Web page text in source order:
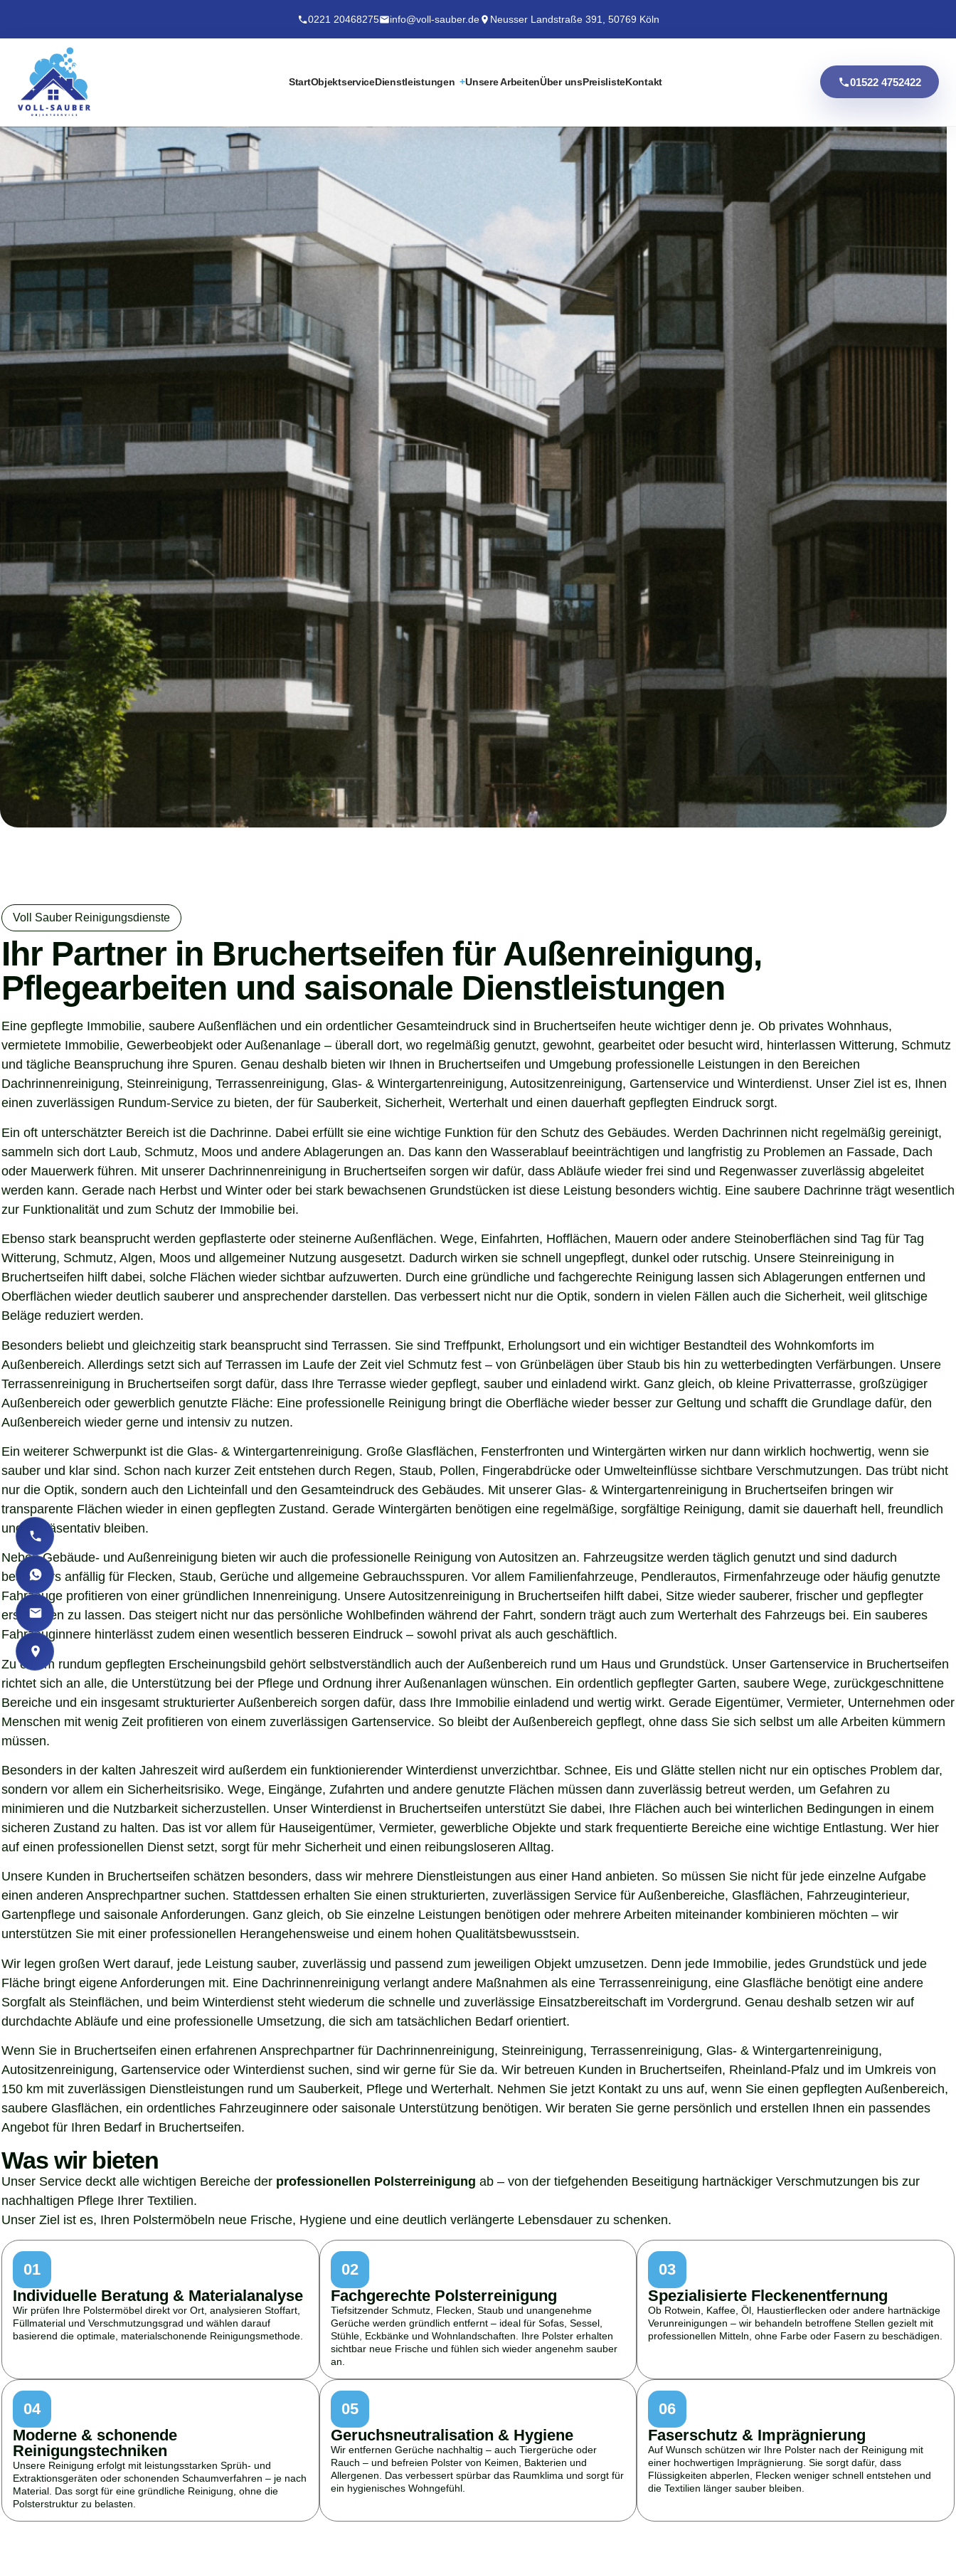
0221 20468275 info@voll-sauber.de Neusser Landstraße 391, 50769 Köln
StartObjektserviceDienstleistungen Unsere ArbeitenÜber unsPreislisteKontakt 01522 4752422
Voll Sauber Reinigungsdienste
Ihr Partner in Bruchertseifen für Außenreinigung,
Pflegearbeiten und saisonale Dienstleistungen
Eine gepflegte Immobilie, saubere Außenflächen und ein ordentlicher Gesamteindruck sind in Bruchertseifen heute wichtiger denn je. Ob privates Wohnhaus,
vermietete Immobilie, Gewerbeobjekt oder Außenanlage – überall dort, wo regelmäßig genutzt, gewohnt, gearbeitet oder besucht wird, hinterlassen Witterung, Schmutz
und tägliche Beanspruchung ihre Spuren. Genau deshalb bieten wir Ihnen in Bruchertseifen und Umgebung professionelle Leistungen in den Bereichen
Dachrinnenreinigung, Steinreinigung, Terrassenreinigung, Glas- & Wintergartenreinigung, Autositzenreinigung, Gartenservice und Winterdienst. Unser Ziel ist es, Ihnen
einen zuverlässigen Rundum-Service zu bieten, der für Sauberkeit, Sicherheit, Werterhalt und einen dauerhaft gepflegten Eindruck sorgt.
Ein oft unterschätzter Bereich ist die Dachrinne. Dabei erfüllt sie eine wichtige Funktion für den Schutz des Gebäudes. Werden Dachrinnen nicht regelmäßig gereinigt,
sammeln sich dort Laub, Schmutz, Moos und andere Ablagerungen an. Das kann den Wasserablauf beeinträchtigen und langfristig zu Problemen an Fassade, Dach
oder Mauerwerk führen. Mit unserer Dachrinnenreinigung in Bruchertseifen sorgen wir dafür, dass Abläufe wieder frei sind und Regenwasser zuverlässig abgeleitet
werden kann. Gerade nach Herbst und Winter oder bei stark bewachsenen Grundstücken ist diese Leistung besonders wichtig. Eine saubere Dachrinne trägt wesentlich
zur Funktionalität und zum Schutz der Immobilie bei.
Ebenso stark beansprucht werden gepflasterte oder steinerne Außenflächen. Wege, Einfahrten, Hofflächen, Mauern oder andere Steinoberflächen sind Tag für Tag
Witterung, Schmutz, Algen, Moos und allgemeiner Nutzung ausgesetzt. Dadurch wirken sie schnell ungepflegt, dunkel oder rutschig. Unsere Steinreinigung in
Bruchertseifen hilft dabei, solche Flächen wieder sichtbar aufzuwerten. Durch eine gründliche und fachgerechte Reinigung lassen sich Ablagerungen entfernen und
Oberflächen wieder deutlich sauberer und ansprechender darstellen. Das verbessert nicht nur die Optik, sondern in vielen Fällen auch die Sicherheit, weil glitschige
Beläge reduziert werden.
Besonders beliebt und gleichzeitig stark beansprucht sind Terrassen. Sie sind Treffpunkt, Erholungsort und ein wichtiger Bestandteil des Wohnkomforts im
Außenbereich. Allerdings setzt sich auf Terrassen im Laufe der Zeit viel Schmutz fest – von Grünbelägen über Staub bis hin zu wetterbedingten Verfärbungen. Unsere
Terrassenreinigung in Bruchertseifen sorgt dafür, dass Ihre Terrasse wieder gepflegt, sauber und einladend wirkt. Ganz gleich, ob kleine Privatterrasse, großzügiger
Außenbereich oder gewerblich genutzte Fläche: Eine professionelle Reinigung bringt die Oberfläche wieder besser zur Geltung und schafft die Grundlage dafür, den
Außenbereich wieder gerne und intensiv zu nutzen.
Ein weiterer Schwerpunkt ist die Glas- & Wintergartenreinigung. Große Glasflächen, Fensterfronten und Wintergärten wirken nur dann wirklich hochwertig, wenn sie
sauber und klar sind. Schon nach kurzer Zeit entstehen durch Regen, Staub, Pollen, Fingerabdrücke oder Umwelteinflüsse sichtbare Verschmutzungen. Das trübt nicht
nur die Optik, sondern auch den Lichteinfall und den Gesamteindruck des Gebäudes. Mit unserer Glas- & Wintergartenreinigung in Bruchertseifen bringen wir
transparente Flächen wieder in einen gepflegten Zustand. Gerade Wintergärten benötigen eine regelmäßige, sorgfältige Reinigung, damit sie dauerhaft hell, freundlich
und repräsentativ bleiben.
Neben Gebäude- und Außenreinigung bieten wir auch die professionelle Reinigung von Autositzen an. Fahrzeugsitze werden täglich genutzt und sind dadurch
besonders anfällig für Flecken, Staub, Gerüche und allgemeine Gebrauchsspuren. Vor allem Familienfahrzeuge, Pendlerautos, Firmenfahrzeuge oder häufig genutzte
Fahrzeuge profitieren von einer gründlichen Innenreinigung. Unsere Autositzenreinigung in Bruchertseifen hilft dabei, Sitze wieder sauberer, frischer und gepflegter
erscheinen zu lassen. Das steigert nicht nur das persönliche Wohlbefinden während der Fahrt, sondern trägt auch zum Werterhalt des Fahrzeugs bei. Ein sauberes
Fahrzeuginnere hinterlässt zudem einen wesentlich besseren Eindruck – sowohl privat als auch geschäftlich.
Zu einem rundum gepflegten Erscheinungsbild gehört selbstverständlich auch der Außenbereich rund um Haus und Grundstück. Unser Gartenservice in Bruchertseifen
richtet sich an alle, die Unterstützung bei der Pflege und Ordnung ihrer Außenanlagen wünschen. Ein ordentlich gepflegter Garten, saubere Wege, zurückgeschnittene
Bereiche und ein insgesamt strukturierter Außenbereich sorgen dafür, dass Ihre Immobilie einladend und wertig wirkt. Gerade Eigentümer, Vermieter, Unternehmen oder
Menschen mit wenig Zeit profitieren von einem zuverlässigen Gartenservice. So bleibt der Außenbereich gepflegt, ohne dass Sie sich selbst um alle Arbeiten kümmern
müssen.
Besonders in der kalten Jahreszeit wird außerdem ein funktionierender Winterdienst unverzichtbar. Schnee, Eis und Glätte stellen nicht nur ein optisches Problem dar,
sondern vor allem ein Sicherheitsrisiko. Wege, Eingänge, Zufahrten und andere genutzte Flächen müssen dann zuverlässig betreut werden, um Gefahren zu
minimieren und die Nutzbarkeit sicherzustellen. Unser Winterdienst in Bruchertseifen unterstützt Sie dabei, Ihre Flächen auch bei winterlichen Bedingungen in einem
sicheren Zustand zu halten. Das ist vor allem für Hauseigentümer, Vermieter, gewerbliche Objekte und stark frequentierte Bereiche eine wichtige Entlastung. Wer hier
auf einen professionellen Dienst setzt, sorgt für mehr Sicherheit und einen reibungsloseren Alltag.
Unsere Kunden in Bruchertseifen schätzen besonders, dass wir mehrere Dienstleistungen aus einer Hand anbieten. So müssen Sie nicht für jede einzelne Aufgabe
einen anderen Ansprechpartner suchen. Stattdessen erhalten Sie einen strukturierten, zuverlässigen Service für Außenbereiche, Glasflächen, Fahrzeuginterieur,
Gartenpflege und saisonale Anforderungen. Ganz gleich, ob Sie einzelne Leistungen benötigen oder mehrere Arbeiten miteinander kombinieren möchten – wir
unterstützen Sie mit einer professionellen Herangehensweise und einem hohen Qualitätsbewusstsein.
Wir legen großen Wert darauf, jede Leistung sauber, zuverlässig und passend zum jeweiligen Objekt umzusetzen. Denn jede Immobilie, jedes Grundstück und jede
Fläche bringt eigene Anforderungen mit. Eine Dachrinnenreinigung verlangt andere Maßnahmen als eine Terrassenreinigung, eine Glasfläche benötigt eine andere
Sorgfalt als Steinflächen, und beim Winterdienst steht wiederum die schnelle und zuverlässige Einsatzbereitschaft im Vordergrund. Genau deshalb setzen wir auf
durchdachte Abläufe und eine professionelle Umsetzung, die sich am tatsächlichen Bedarf orientiert.
Wenn Sie in Bruchertseifen einen erfahrenen Ansprechpartner für Dachrinnenreinigung, Steinreinigung, Terrassenreinigung, Glas- & Wintergartenreinigung,
Autositzenreinigung, Gartenservice oder Winterdienst suchen, sind wir gerne für Sie da. Wir betreuen Kunden in Bruchertseifen, Rheinland-Pfalz und im Umkreis von
150 km mit zuverlässigen Dienstleistungen rund um Sauberkeit, Pflege und Werterhalt. Nehmen Sie jetzt Kontakt zu uns auf, wenn Sie einen gepflegten Außenbereich,
saubere Glasflächen, ein ordentliches Fahrzeuginnere oder saisonale Unterstützung benötigen. Wir beraten Sie gerne persönlich und erstellen Ihnen ein passendes
Angebot für Ihren Bedarf in Bruchertseifen.
Was wir bieten
Unser Service deckt alle wichtigen Bereiche der professionellen Polsterreinigung ab – von der tiefgehenden Beseitigung hartnäckiger Verschmutzungen bis zur
nachhaltigen Pflege Ihrer Textilien.
Unser Ziel ist es, Ihren Polstermöbeln neue Frische, Hygiene und eine deutlich verlängerte Lebensdauer zu schenken.
01
Individuelle Beratung & Materialanalyse
Wir prüfen Ihre Polstermöbel direkt vor Ort, analysieren Stoffart,
Füllmaterial und Verschmutzungsgrad und wählen darauf
basierend die optimale, materialschonende Reinigungsmethode.
02
Fachgerechte Polsterreinigung
Tiefsitzender Schmutz, Flecken, Staub und unangenehme
Gerüche werden gründlich entfernt – ideal für Sofas, Sessel,
Stühle, Eckbänke und Wohnlandschaften. Ihre Polster erhalten
sichtbar neue Frische und fühlen sich wieder angenehm sauber
an.
03
Spezialisierte Fleckenentfernung
Ob Rotwein, Kaffee, Öl, Haustierflecken oder andere hartnäckige
Verunreinigungen – wir behandeln betroffene Stellen gezielt mit
professionellen Mitteln, ohne Farbe oder Fasern zu beschädigen.
04
Moderne & schonende
Reinigungstechniken
Unsere Reinigung erfolgt mit leistungsstarken Sprüh- und
Extraktionsgeräten oder schonenden Schaumverfahren – je nach
Material. Das sorgt für eine gründliche Reinigung, ohne die
Polsterstruktur zu belasten.
05
Geruchsneutralisation & Hygiene
Wir entfernen Gerüche nachhaltig – auch Tiergerüche oder
Rauch – und befreien Polster von Keimen, Bakterien und
Allergenen. Das verbessert spürbar das Raumklima und sorgt für
ein hygienisches Wohngefühl.
06
Faserschutz & Imprägnierung
Auf Wunsch schützen wir Ihre Polster nach der Reinigung mit
einer hochwertigen Imprägnierung. Sie sorgt dafür, dass
Flüssigkeiten abperlen, Flecken weniger schnell entstehen und
die Textilien länger sauber bleiben.